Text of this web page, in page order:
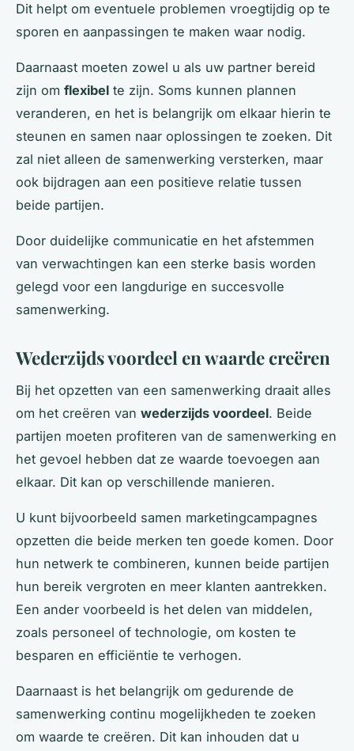
Dit helpt om eventuele problemen vroegtijdig op te
sporen en aanpassingen te maken waar nodig.
Daarnaast moeten zowel u als uw partner bereid
zijn om flexibel te zijn. Soms kunnen plannen
veranderen, en het is belangrijk om elkaar hierin te
steunen en samen naar oplossingen te zoeken. Dit
zal niet alleen de samenwerking versterken, maar
ook bijdragen aan een positieve relatie tussen
beide partijen.
Door duidelijke communicatie en het afstemmen
van verwachtingen kan een sterke basis worden
gelegd voor een langdurige en succesvolle
samenwerking.
Wederzijds voordeel en waarde creëren
Bij het opzetten van een samenwerking draait alles
om het creëren van wederzijds voordeel. Beide
partijen moeten profiteren van de samenwerking en
het gevoel hebben dat ze waarde toevoegen aan
elkaar. Dit kan op verschillende manieren.
U kunt bijvoorbeeld samen marketingcampagnes
opzetten die beide merken ten goede komen. Door
hun netwerk te combineren, kunnen beide partijen
hun bereik vergroten en meer klanten aantrekken.
Een ander voorbeeld is het delen van middelen,
zoals personeel of technologie, om kosten te
besparen en efficiëntie te verhogen.
Daarnaast is het belangrijk om gedurende de
samenwerking continu mogelijkheden te zoeken
om waarde te creëren. Dit kan inhouden dat u